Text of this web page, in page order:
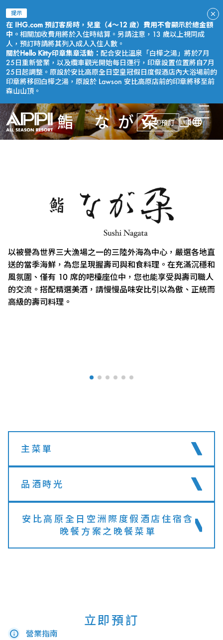
提示
在 IHG.com 預訂客房時，兒童（4～12 歲）費用不會顯示於總金額
中。 相關加收費用將於入住時結算。另請注意，13 歲以上視同成
人，預訂時請將其列入成人入住人數。
關於Hello Kitty印章集章活動： 配合安比溫泉「白樺之湯」將於7月
25日重新營業，以及纜車觀光開始每日運行，印章設置位置將自7月
25日起調整。原設於安比高原全日空皇冠假日度假酒店內大浴場前的
印章將移回白樺之湯，原設於 Lawson 安比高原店前的印章將移至前
森山山頂。
立即預訂
鮨 なが朶
以被譽為世界三大漁場之一的三陸外海為中心，嚴選各地直
送的當季海鮮，為您呈現握壽司與和食料理。在充滿沉穩和
風氛圍、僅有 10 席的吧檯座位中，您也能享受與壽司職人
的交流。搭配精選美酒，請慢慢品味安比引以為傲、正統而
高級的壽司料理。
主菜單
品酒時光
安比高原全日空洲際度假酒店住宿含
晚餐方案之晚餐菜單
立即預訂
營業指南